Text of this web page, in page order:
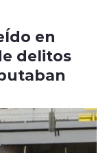
en
delitos